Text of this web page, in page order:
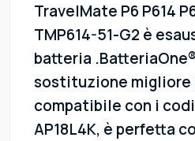
TravelMate P6 P614
TMP614-51-G2 è
batteria
sostituzione migliore
compatibile con i
AP18L4K, è perfetta